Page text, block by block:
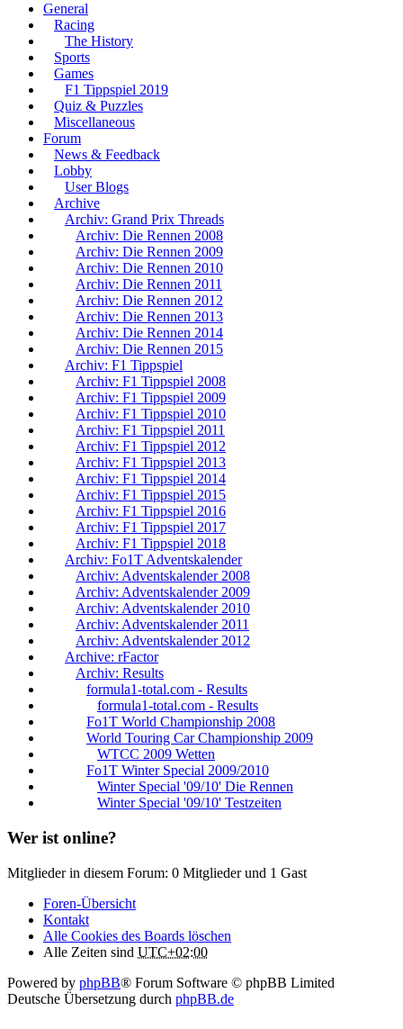
General
Racing
The History
Sports
Games
F1 Tippspiel 2019
Quiz & Puzzles
Miscellaneous
Forum
News & Feedback
Lobby
User Blogs
Archive
Archiv: Grand Prix Threads
Archiv: Die Rennen 2008
Archiv: Die Rennen 2009
Archiv: Die Rennen 2010
Archiv: Die Rennen 2011
Archiv: Die Rennen 2012
Archiv: Die Rennen 2013
Archiv: Die Rennen 2014
Archiv: Die Rennen 2015
Archiv: F1 Tippspiel
Archiv: F1 Tippspiel 2008
Archiv: F1 Tippspiel 2009
Archiv: F1 Tippspiel 2010
Archiv: F1 Tippspiel 2011
Archiv: F1 Tippspiel 2012
Archiv: F1 Tippspiel 2013
Archiv: F1 Tippspiel 2014
Archiv: F1 Tippspiel 2015
Archiv: F1 Tippspiel 2016
Archiv: F1 Tippspiel 2017
Archiv: F1 Tippspiel 2018
Archiv: Fo1T Adventskalender
Archiv: Adventskalender 2008
Archiv: Adventskalender 2009
Archiv: Adventskalender 2010
Archiv: Adventskalender 2011
Archiv: Adventskalender 2012
Archive: rFactor
Archiv: Results
formula1-total.com - Results
formula1-total.com - Results
Fo1T World Championship 2008
World Touring Car Championship 2009
WTCC 2009 Wetten
Fo1T Winter Special 2009/2010
Winter Special '09/10' Die Rennen
Winter Special '09/10' Testzeiten
Wer ist online?
Mitglieder in diesem Forum: 0 Mitglieder und 1 Gast
Foren-Übersicht
Kontakt
Alle Cookies des Boards löschen
Alle Zeiten sind UTC+02:00
Powered by phpBB® Forum Software © phpBB Limited
Deutsche Übersetzung durch phpBB.de